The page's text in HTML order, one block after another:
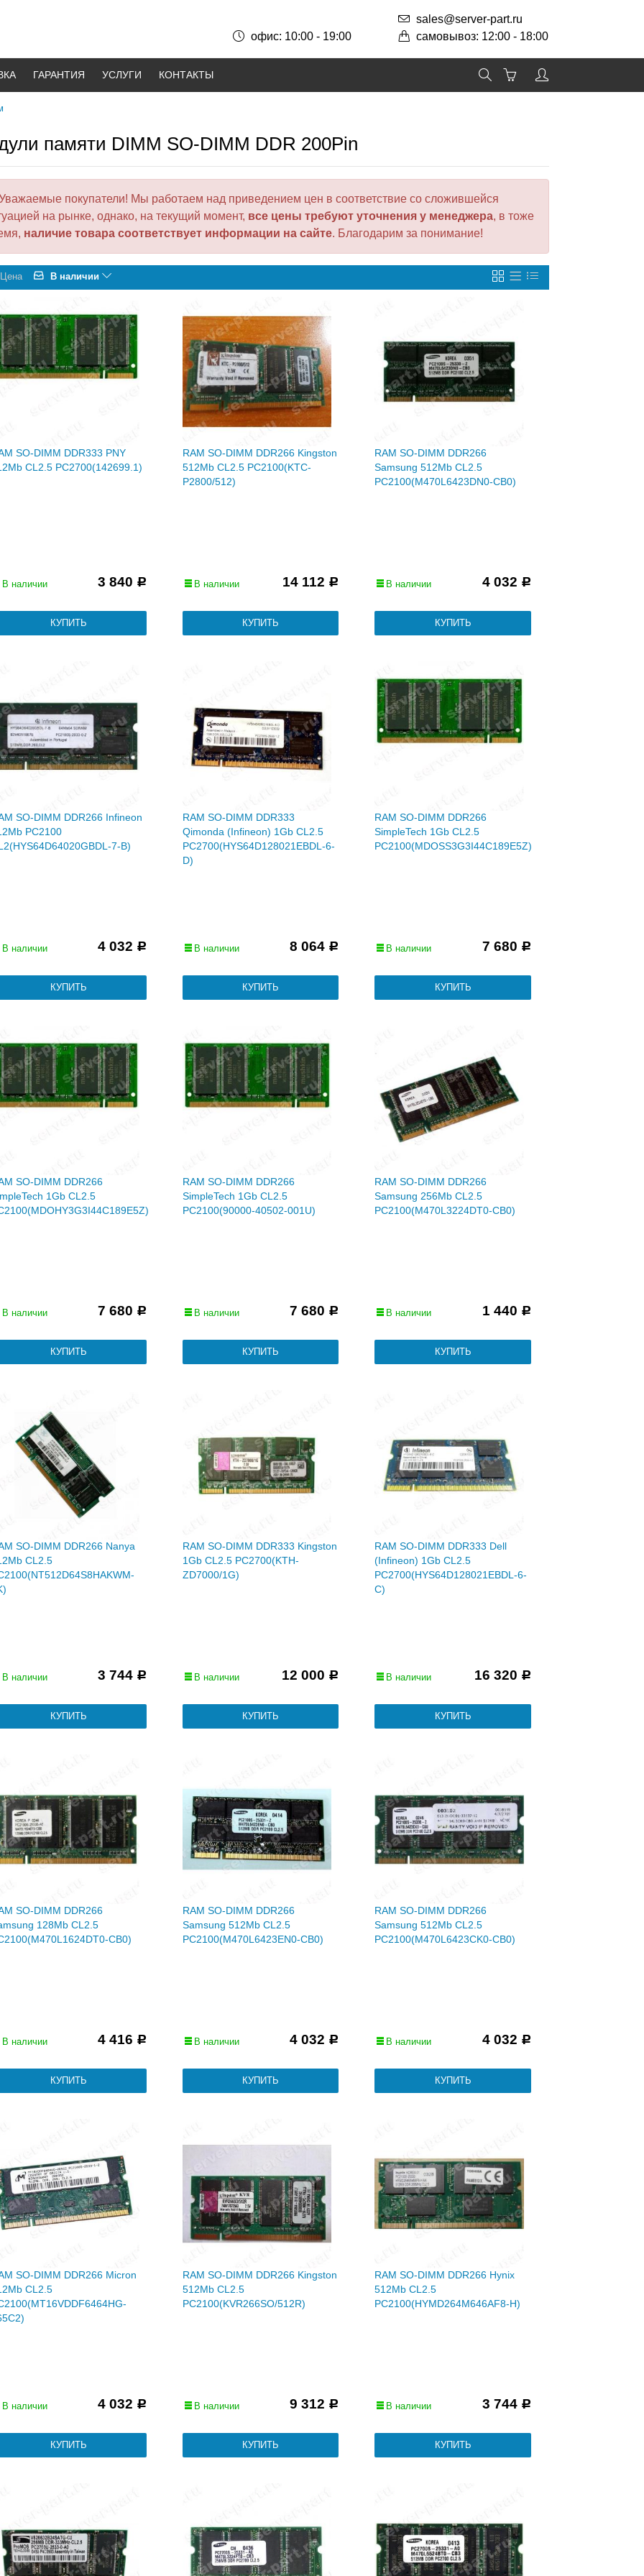
sales@server-part.ru
самовывоз: 12:00 - 18:00
офис: 10:00 - 19:00
ГАРАНТИЯ УСЛУГИ КОНТАКТЫ
памяти DIMM SO-DIMM DDR 200Pin
покупатели! Мы работаем над приведением цен в соответствие со сложившейся
на рынке, однако, на текущий момент, все цены требуют уточнения у менеджера, в тоже
наличие товара соответствует информации на сайте. Благодарим за понимание!
Цена В наличии
SO-DIMM DDR333 PNY
CL2.5 PC2700(142699.1)
В наличии 3 840 Р
RAM SO-DIMM DDR266 Kingston
512Mb CL2.5 PC2100(KTC-
P2800/512)
В наличии 14 112 Р
RAM SO-DIMM DDR266
Samsung 512Mb CL2.5
PC2100(M470L6423DN0-CB0)
В наличии 4 032 Р
SO-DIMM DDR266 Infineon
PC2100
7-B)
В наличии 4 032 Р
RAM SO-DIMM DDR333
Qimonda (Infineon) 1Gb CL2.5
PC2700(HYS64D128021EBDL-6-
D)
В наличии 8 064 Р
RAM SO-DIMM DDR266
SimpleTech 1Gb CL2.5
PC2100(MDOSS3G3I44C189E5Z)
В наличии 7 680 Р
SO-DIMM DDR266
1Gb CL2.5
В наличии 7 680 Р
RAM SO-DIMM DDR266
SimpleTech 1Gb CL2.5
PC2100(90000-40502-001U)
В наличии 7 680 Р
RAM SO-DIMM DDR266
Samsung 256Mb CL2.5
PC2100(M470L3224DT0-CB0)
В наличии 1 440 Р
SO-DIMM DDR266 Nanya
CL2.5
В наличии 3 744 Р
RAM SO-DIMM DDR333 Kingston
1Gb CL2.5 PC2700(KTH-
ZD7000/1G)
В наличии 12 000 Р
RAM SO-DIMM DDR333 Dell
(Infineon) 1Gb CL2.5
PC2700(HYS64D128021EBDL-6-
C)
В наличии 16 320 Р
SO-DIMM DDR266
128Mb CL2.5
CB0)
В наличии 4 416 Р
RAM SO-DIMM DDR266
Samsung 512Mb CL2.5
PC2100(M470L6423EN0-CB0)
В наличии 4 032 Р
RAM SO-DIMM DDR266
Samsung 512Mb CL2.5
PC2100(M470L6423CK0-CB0)
В наличии 4 032 Р
SO-DIMM DDR266 Micron
CL2.5
В наличии 4 032 Р
RAM SO-DIMM DDR266 Kingston
512Mb CL2.5
PC2100(KVR266SO/512R)
В наличии 9 312 Р
RAM SO-DIMM DDR266 Hynix
512Mb CL2.5
PC2100(HYMD264M646AF8-H)
В наличии 3 744 Р